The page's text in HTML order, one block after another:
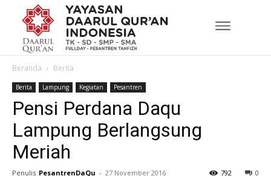
Beranda Berita
Berita Lampung Kegiatan Pesantren
Pensi Perdana Daqu
Lampung Berlangsung
Meriah
Penulis PesantrenDaQu - 27 November 2016 0
792